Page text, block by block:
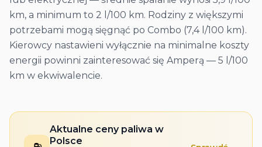
km, a minimum to 2 l/100 km. Rodziny z większymi
potrzebami mogą sięgnąć po Combo (7,4 l/100 km).
Kierowcy nastawieni wyłącznie na minimalne koszty
energii powinni zainteresować się Amperą — 5 l/100
km w ekwiwalencie.
Aktualne ceny paliwa w
Polsce